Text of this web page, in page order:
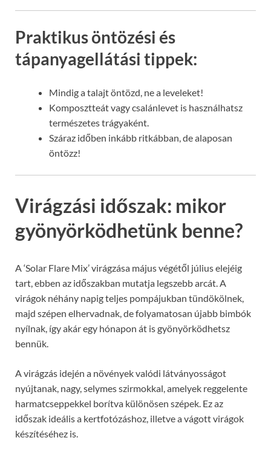
Praktikus öntözési és
tápanyagellátási tippek:
Mindig a talajt öntözd, ne a leveleket!
Komposztteát vagy csalánlevet is használhatsz
természetes trágyaként.
Száraz időben inkább ritkábban, de alaposan
öntözz!
Virágzási időszak: mikor
gyönyörködhetünk benne?
A ‘Solar Flare Mix’ virágzása május végétől július elejéig
tart, ebben az időszakban mutatja legszebb arcát. A
virágok néhány napig teljes pompájukban tündökölnek,
majd szépen elhervadnak, de folyamatosan újabb bimbók
nyílnak, így akár egy hónapon át is gyönyörködhetsz
bennük.
A virágzás idején a növények valódi látványosságot
nyújtanak, nagy, selymes szirmokkal, amelyek reggelente
harmatcseppekkel borítva különösen szépek. Ez az
időszak ideális a kertfotózáshoz, illetve a vágott virágok
készítéséhez is.